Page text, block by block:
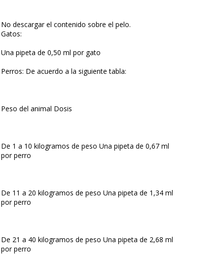
No descargar el contenido sobre el pelo.
Gatos:
Una pipeta de 0,50 ml por gato
Perros: De acuerdo a la siguiente tabla:
Peso del animal Dosis
De 1 a 10 kilogramos de peso Una pipeta de 0,67 ml
por perro
De 11 a 20 kilogramos de peso Una pipeta de 1,34 ml
por perro
De 21 a 40 kilogramos de peso Una pipeta de 2,68 ml
por perro